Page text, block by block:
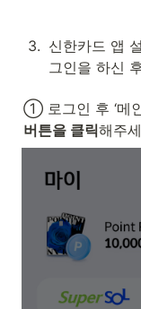
3. 신한카드 앱
그인을 하신
① 로그인 후 ‘메
버튼을 클릭해주